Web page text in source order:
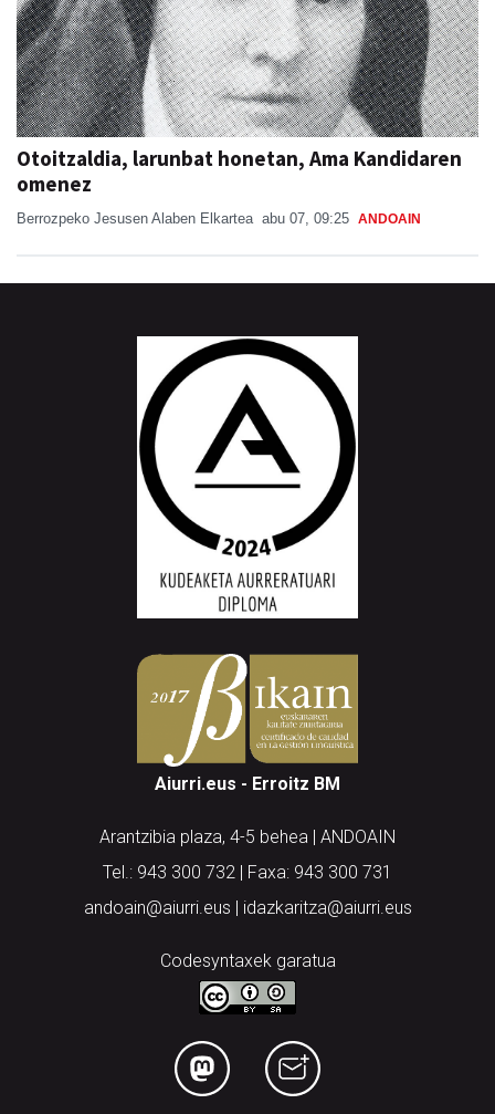
Otoitzaldia, larunbat honetan, Ama Kandidaren
omenez
Berrozpeko Jesusen Alaben Elkartea abu 07, 09:25 ANDOAIN
Aiurri.eus - Erroitz BM
Arantzibia plaza, 4-5 behea | ANDOAIN
Tel.: 943 300 732 | Faxa: 943 300 731
andoain@aiurri.eus | idazkaritza@aiurri.eus
Codesyntaxek garatua